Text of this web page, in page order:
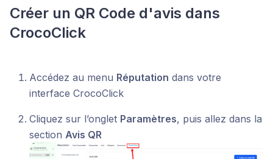
Créer un QR Code d'avis dans
CrocoClick
Accédez au menu Réputation dans votre
interface CrocoClick
Cliquez sur l’onglet Paramètres, puis allez dans la
section Avis QR